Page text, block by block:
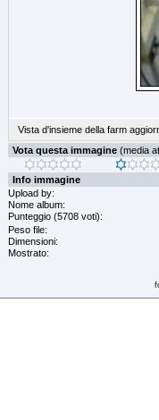
Vista d'insieme della farm
Vota questa immagine(media
Info immagine
Upload by:
Nome album:
Punteggio (5708 voti):
Peso file:
Dimensioni:
Mostrato: